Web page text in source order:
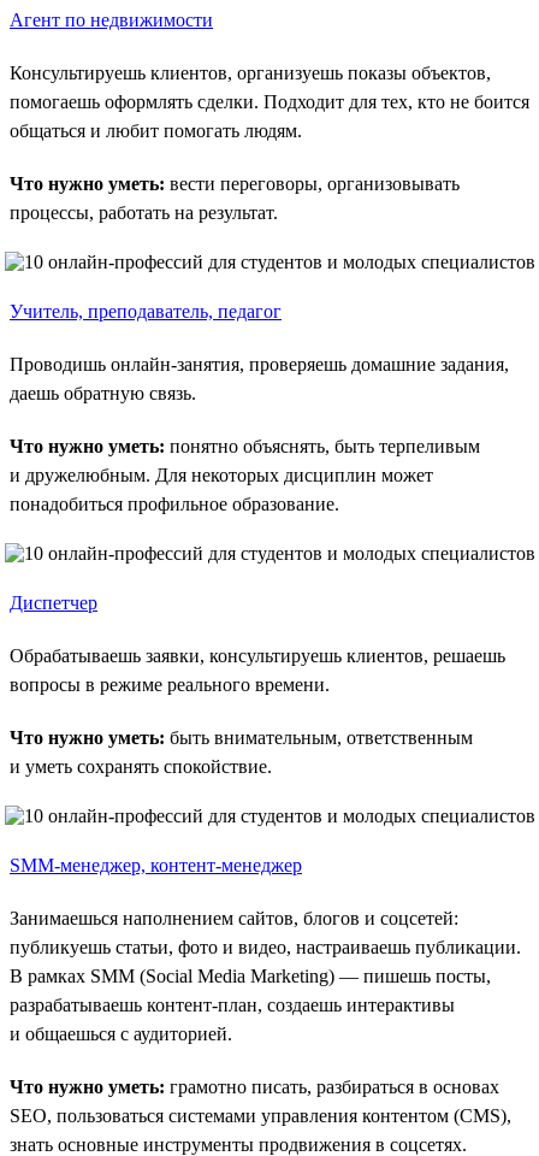
Агент по недвижимости
Консультируешь клиентов, организуешь показы объектов,
помогаешь оформлять сделки. Подходит для тех, кто не боится
общаться и любит помогать людям.
Что нужно уметь: вести переговоры, организовывать
процессы, работать на результат.
Учитель, преподаватель, педагог
Проводишь онлайн-занятия, проверяешь домашние задания,
даешь обратную связь.
Что нужно уметь: понятно объяснять, быть терпеливым
и дружелюбным. Для некоторых дисциплин может
понадобиться профильное образование.
Диспетчер
Обрабатываешь заявки, консультируешь клиентов, решаешь
вопросы в режиме реального времени.
Что нужно уметь: быть внимательным, ответственным
и уметь сохранять спокойствие.
SMM-менеджер, контент-менеджер
Занимаешься наполнением сайтов, блогов и соцсетей:
публикуешь статьи, фото и видео, настраиваешь публикации.
В рамках SMM (Social Media Marketing) — пишешь посты,
разрабатываешь контент-план, создаешь интерактивы
и общаешься с аудиторией.
Что нужно уметь: грамотно писать, разбираться в основах
SEO, пользоваться системами управления контентом (CMS),
знать основные инструменты продвижения в соцсетях.